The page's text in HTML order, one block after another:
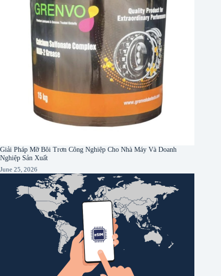
Giải Pháp Mỡ Bôi Trơn Công Nghiệp Cho Nhà Máy Và Doanh
Nghiệp Sản Xuất
June 25, 2026